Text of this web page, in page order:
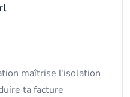
maîtrise l'isolation
ta facture